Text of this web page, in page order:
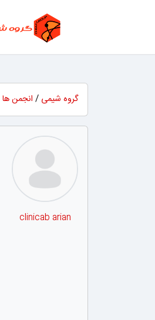
گروه شیمی / انجمن ها
clinicab arian